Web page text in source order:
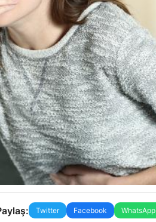
Twitter Facebook WhatsApp